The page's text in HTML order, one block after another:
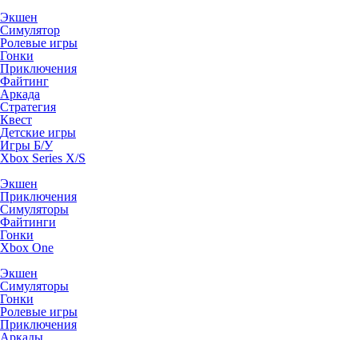
Экшен
Симулятор
Ролевые игры
Гонки
Приключения
Файтинг
Аркада
Стратегия
Квест
Детские игры
Игры Б/У
Xbox Series X/S
Экшен
Приключения
Симуляторы
Файтинги
Гонки
Xbox One
Экшен
Симуляторы
Гонки
Ролевые игры
Приключения
Аркады